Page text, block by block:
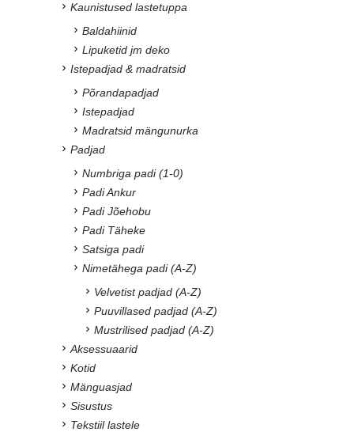
Kaunistused lastetuppa
Baldahiinid
Lipuketid jm deko
Istepadjad & madratsid
Põrandapadjad
Istepadjad
Madratsid mängunurka
Padjad
Numbriga padi (1-0)
Padi Ankur
Padi Jõehobu
Padi Täheke
Satsiga padi
Nimetähega padi (A-Z)
Velvetist padjad (A-Z)
Puuvillased padjad (A-Z)
Mustrilised padjad (A-Z)
Aksessuaarid
Kotid
Mänguasjad
Sisustus
Tekstiil lastele